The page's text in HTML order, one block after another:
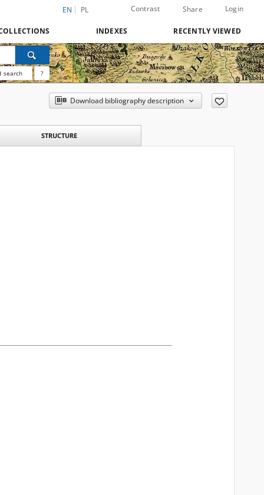
EN PL Contrast Share Login
INDEXES RECENTLY VIEWED
search ?
Download bibliography description
STRUCTURE